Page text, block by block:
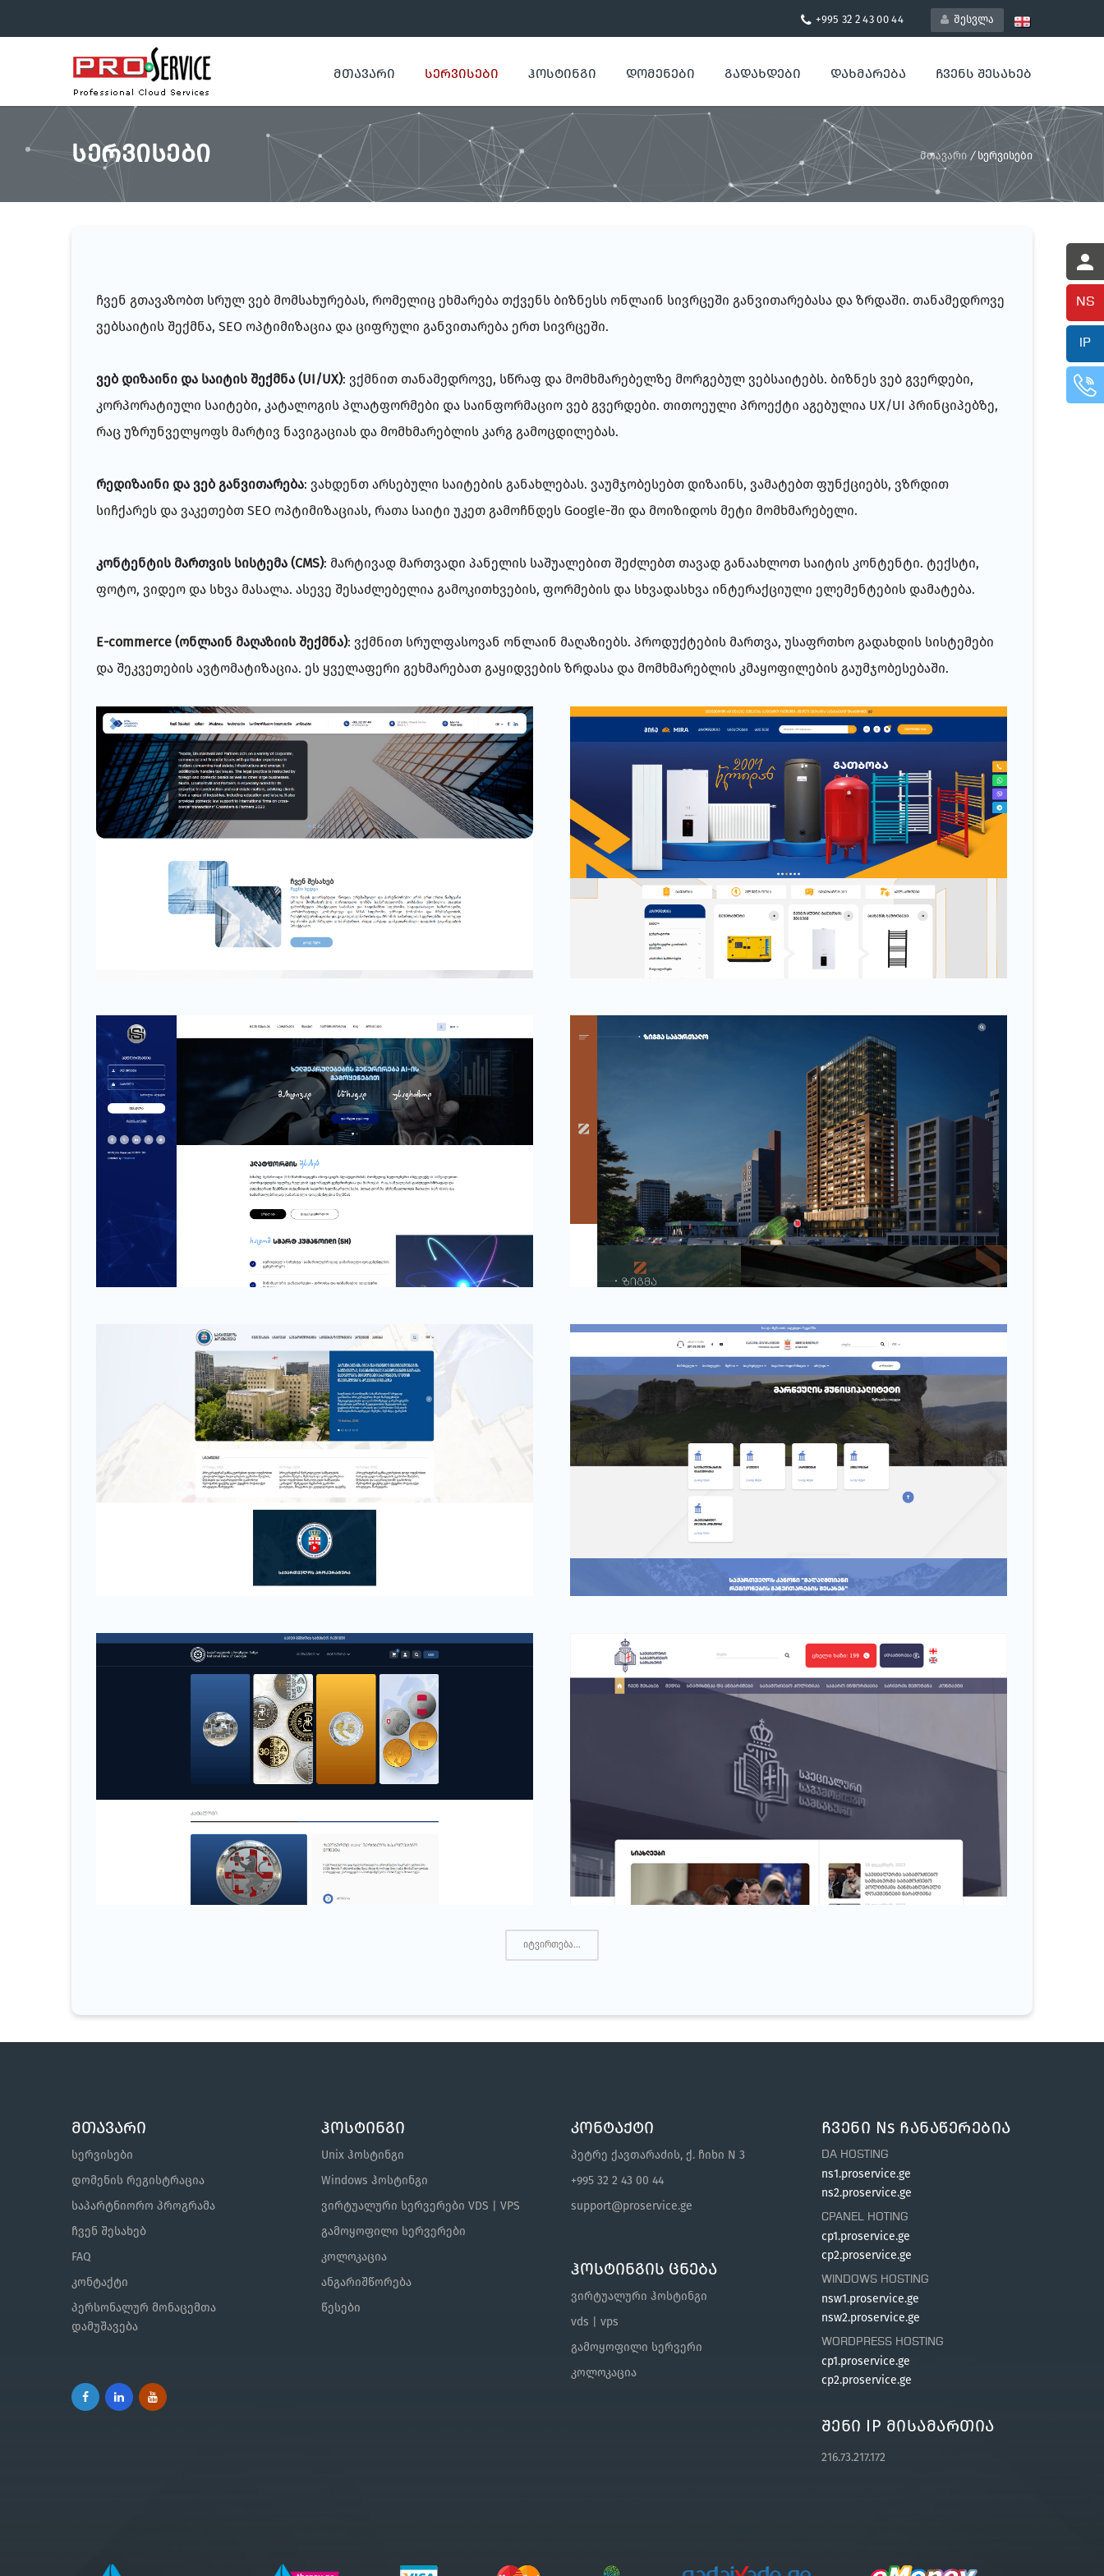
შესვლა
+995 32 2 43 00 44
ᲛᲗᲐᲕᲐᲠᲘ ᲡᲔᲠᲕᲘᲡᲔᲑᲘ ᲰᲝᲡᲢᲘᲜᲒᲘ ᲓᲝᲛᲔᲜᲔᲑᲘ ᲒᲐᲓᲐᲮᲓᲔᲑᲘ ᲓᲐᲮᲛᲐᲠᲔᲑᲐ ᲩᲕᲔᲜᲡ ᲨᲔᲡᲐᲮᲔᲑ
ᲡᲔᲠᲕᲘᲡᲔᲑᲘ მთავარი / სერვისები
ჩვენ გთავაზობთ სრულ ვებ მომსახურებას, რომელიც ეხმარება თქვენს ბიზნესს ონლაინ სივრცეში განვითარებასა და ზრდაში. თანამედროვე
ვებსაიტის შექმნა, SEO ოპტიმიზაცია და ციფრული განვითარება ერთ სივრცეში.
ვებ დიზაინი და საიტის შექმნა (UI/UX): ვქმნით თანამედროვე, სწრაფ და მომხმარებელზე მორგებულ ვებსაიტებს. ბიზნეს ვებ გვერდები,
კორპორატიული საიტები, კატალოგის პლატფორმები და საინფორმაციო ვებ გვერდები. თითოეული პროექტი აგებულია UX/UI პრინციპებზე,
რაც უზრუნველყოფს მარტივ ნავიგაციას და მომხმარებლის კარგ გამოცდილებას.
რედიზაინი და ვებ განვითარება: ვახდენთ არსებული საიტების განახლებას. ვაუმჯობესებთ დიზაინს, ვამატებთ ფუნქციებს, ვზრდით
სიჩქარეს და ვაკეთებთ SEO ოპტიმიზაციას, რათა საიტი უკეთ გამოჩნდეს Google-ში და მოიზიდოს მეტი მომხმარებელი.
კონტენტის მართვის სისტემა (CMS): მარტივად მართვადი პანელის საშუალებით შეძლებთ თავად განაახლოთ საიტის კონტენტი. ტექსტი,
ფოტო, ვიდეო და სხვა მასალა. ასევე შესაძლებელია გამოკითხვების, ფორმების და სხვადასხვა ინტერაქციული ელემენტების დამატება.
E-commerce (ონლაინ მაღაზიის შექმნა): ვქმნით სრულფასოვან ონლაინ მაღაზიებს. პროდუქტების მართვა, უსაფრთხო გადახდის სისტემები
და შეკვეთების ავტომატიზაცია. ეს ყველაფერი გეხმარებათ გაყიდვების ზრდასა და მომხმარებლის კმაყოფილების გაუმჯობესებაში.
იურიდიული კომპანია
კომპანია გათბობისა და ელექტროობის მოწყობილობების
სფეროში.
ხელშეკრულებების გენერირება AI-ის გამოყენებით სამშენებლო კომპანია
სახელმწიფო საქვეუწყებო დაწესებულება მუნიციპალიტეტი
სპეციალური საგამოძიებო სამსახური
იტვირთება...
მთავარი
სერვისები
დომენის რეგისტრაცია
საპარტნიორო პროგრამა
ჩვენ შესახებ
FAQ
კონტაქტი
პერსონალურ მონაცემთა
დამუშავება
ჰოსტინგი
Unix ჰოსტინგი
Windows ჰოსტინგი
ვირტუალური სერვერები VDS | VPS
გამოყოფილი სერვერები
კოლოკაცია
ანგარიშწორება
წესები
კონტაქტი
პეტრე ქავთარაძის, ქ. ჩიხი N 3
+995 32 2 43 00 44
support@proservice.ge
ჰოსტინგის ცნება
ვირტუალური ჰოსტინგი
vds | vps
გამოყოფილი სერვერი
კოლოკაცია
Ჩვენი Ns Ჩანაწერებია
DA HOSTING
ns1.proservice.ge
ns2.proservice.ge
CPANEL HOTING
cp1.proservice.ge
cp2.proservice.ge
WINDOWS HOSTING
nsw1.proservice.ge
nsw2.proservice.ge
WORDPRESS HOSTING
cp1.proservice.ge
cp2.proservice.ge
Შენი IP Მისამართია
216.73.217.172
NS
IP